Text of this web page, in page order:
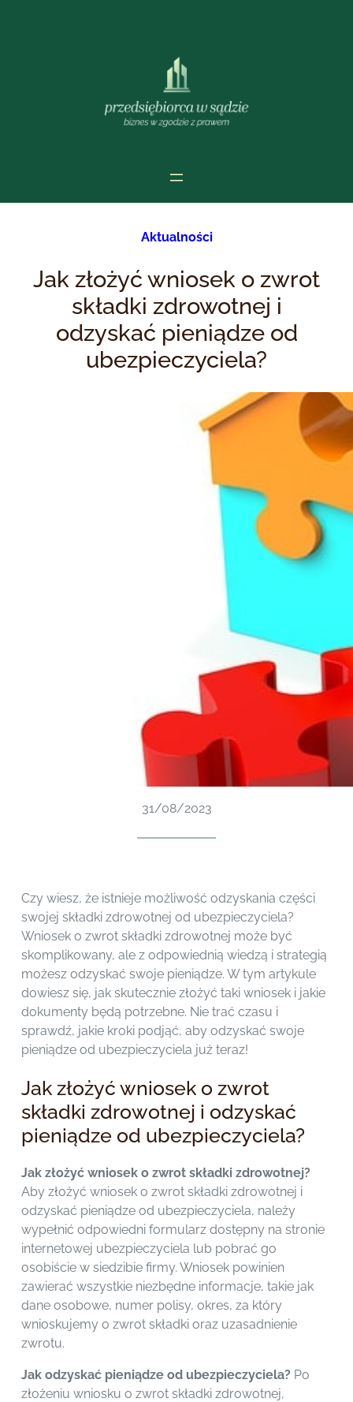
Aktualności
Jak złożyć wniosek o zwrot
składki zdrowotnej i
odzyskać pieniądze od
ubezpieczyciela?
31/08/2023
Czy wiesz, że istnieje możliwość odzyskania części
swojej składki zdrowotnej od ubezpieczyciela?
Wniosek o zwrot składki zdrowotnej może być
skomplikowany, ale z odpowiednią wiedzą i strategią
możesz odzyskać swoje pieniądze. W tym artykule
dowiesz się, jak skutecznie złożyć taki wniosek i jakie
dokumenty będą potrzebne. Nie trać czasu i
sprawdź, jakie kroki podjąć, aby odzyskać swoje
pieniądze od ubezpieczyciela już teraz!
Jak złożyć wniosek o zwrot
składki zdrowotnej i odzyskać
pieniądze od ubezpieczyciela?
Jak złożyć wniosek o zwrot składki zdrowotnej?
Aby złożyć wniosek o zwrot składki zdrowotnej i
odzyskać pieniądze od ubezpieczyciela, należy
wypełnić odpowiedni formularz dostępny na stronie
internetowej ubezpieczyciela lub pobrać go
osobiście w siedzibie firmy. Wniosek powinien
zawierać wszystkie niezbędne informacje, takie jak
dane osobowe, numer polisy, okres, za który
wnioskujemy o zwrot składki oraz uzasadnienie
zwrotu.
Jak odzyskać pieniądze od ubezpieczyciela? Po
złożeniu wniosku o zwrot składki zdrowotnej,